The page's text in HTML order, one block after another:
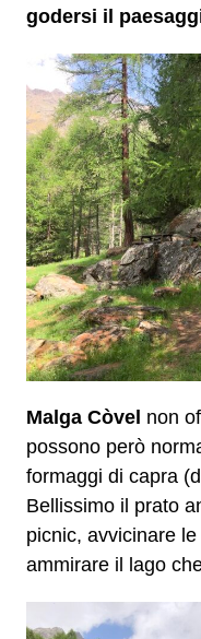
godersi il
Malga Còvel non
possono però
formaggi di capra
Bellissimo il prato
picnic, avvicinare
ammirare il lago